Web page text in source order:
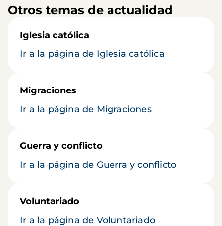
Otros temas de actualidad
Iglesia católica
Ir a la página de Iglesia católica
Migraciones
Ir a la página de Migraciones
Guerra y conflicto
Ir a la página de Guerra y conflicto
Voluntariado
Ir a la página de Voluntariado